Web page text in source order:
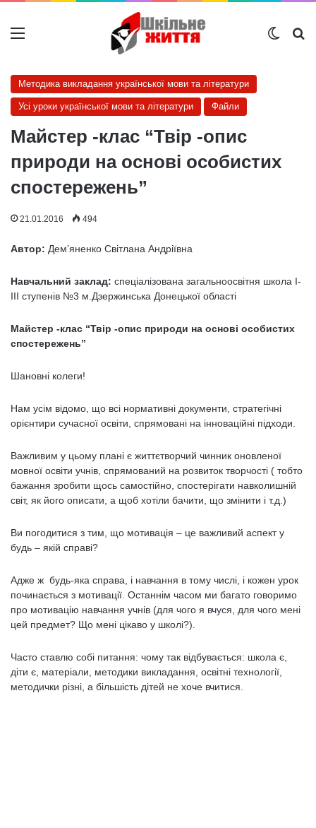
Меню
Методика викладання української мови та літератури
Усі уроки української мови та літератури Файли
Майстер -клас “Твір -опис
природи на основі особистих
спостережень”
21.01.2016 494
Автор: Дем’яненко Світлана Андріївна
Навчальний заклад: спеціалізована загальноосвітня школа I-
III ступенів №3 м.Дзержинська Донецької області
Майстер -клас “Твір -опис природи на основі особистих
спостережень”
Шановні колеги!
Нам усім відомо, що всі нормативні документи, стратегічні
орієнтири сучасної освіти, спрямовані на інноваційні підходи.
Важливим у цьому плані є життєтворчий чинник оновленої
мовної освіти учнів, спрямований на розвиток творчості ( тобто
бажання зробити щось самостійно, спостерігати навколишній
світ, як його описати, а щоб хотіли бачити, що змінити і т.д.)
Ви погодитися з тим, що мотивація – це важливий аспект у
будь – якій справі?
Адже ж будь-яка справа, і навчання в тому числі, і кожен урок
починається з мотивації. Останнім часом ми багато говоримо
про мотивацію навчання учнів (для чого я вчуся, для чого мені
цей предмет? Що мені цікаво у школі?).
Часто ставлю собі питання: чому так відбувається: школа є,
діти є, матеріали, методики викладання, освітні технології,
методички різні, а більшість дітей не хоче вчитися.